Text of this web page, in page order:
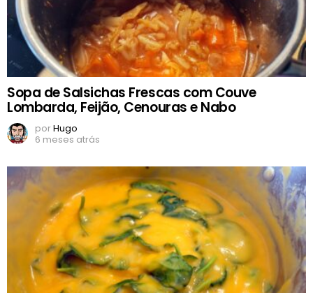
Sopa de Salsichas Frescas com Couve
Lombarda, Feijão, Cenouras e Nabo
porHugo
6 meses atrás